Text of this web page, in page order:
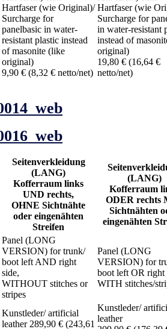
Hartfaser (wie Original)/
Surcharge for
panelbasic in water-
resistant plastic instead
of masonite (like
original)
9,90 € (8,32 € netto/net)
Hartfaser (wie
Surcharge for
in water-resistant
instead of
original)
19,80 € (16,64 €
netto/net)
Seitenverkleidung
(LANG)
Kofferraum links
UND rechts,
OHNE Sichtnähte
oder eingenähten
Streifen
(LANG)
Kofferraum
ODER rechts
Sichtnähten
eingenähten
Panel (LONG
VERSION) for trunk/
boot left AND right
side,
WITHOUT stitches or
stripes
Panel (LONG
VERSION) for
boot left OR right
WITH stitches/
Kunstleder/ artificial
leather 289,90 € (243,61
Kunstleder/
leather